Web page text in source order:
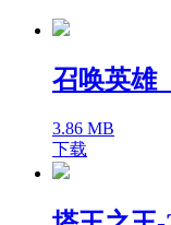
召唤英雄
3.86 MB
下载